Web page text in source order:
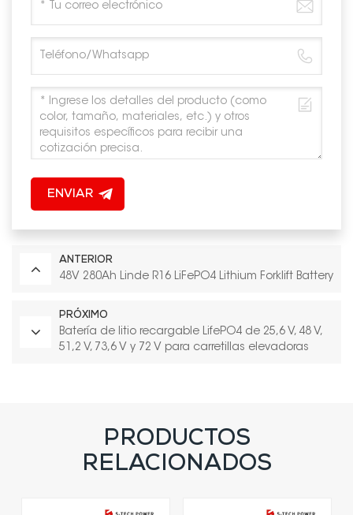
ENVIAR
ANTERIOR
48V 280Ah Linde R16 LiFePO4 Lithium Forklift Battery
PRÓXIMO
Batería de litio recargable LifePO4 de 25,6 V, 48 V,
51,2 V, 73,6 V y 72 V para carretillas elevadoras
PRODUCTOS
RELACIONADOS